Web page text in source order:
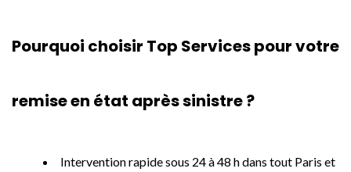
Pourquoi choisir Top Services pour votre
remise en état après sinistre ?
Intervention rapide sous 24 à 48 h dans tout Paris et